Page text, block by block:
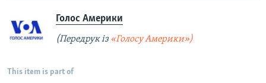
Голос Америки
(Передрук із «Голосу Америки»)
This item is part of